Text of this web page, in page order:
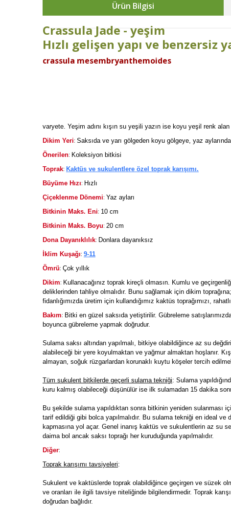
Ürün Bilgisi
Crassula Jade - yeşim
Hızlı gelişen yapı ve benzersiz
crassula mesembryanthemoides
varyete. Yeşim adını kışın su yeşili yazın ise koyu yeşil renk
Dikim Yeri: Saksıda ve yarı gölgeden koyu gölgeye, yaz aylarında
Önerilen: Koleksiyon bitkisi
Toprak: Kaktüs ve sukulentlere özel toprak karışımı.
Büyüme Hızı: Hızlı
Çiçeklenme Dönemi: Yaz ayları
Bitkinin Maks. Eni: 10 cm
Bitkinin Maks. Boyu: 20 cm
Dona Dayanıklılık: Donlara dayanıksız
İklim Kuşağı: 9-11
Ömrü: Çok yıllık
Dikim: Kullanacağınız toprak kireçli olmasın. Kumlu ve
deliklerinden tahliye olmalıdır. Bunu sağlamak için dikim
fidanlığımızda üretim için kullandığımız kaktüs toprağımızı,
Bakım: Bitki en güzel saksıda yetiştirilir. Gübreleme
boyunca gübreleme yapmak doğrudur.
Sulama saksı altından yapılmalı, bitkiye olabildiğince az su
alabileceği bir yere koyulmaktan ve yağmur almaktan hoşlanır.
almayan, soğuk rüzgarlardan korunaklı kuytu köşeler tercih
Tüm sukulent bitkilerde geçerli sulama tekniği: Sulama
kuru kalmış olabileceği düşünülür ise ilk sulamadan 15 dakika
Bu şekilde sulama yapıldıktan sonra bitkinin yeniden sulanması
tarif edildiği gibi bolca yapılmalıdır. Bu sulama tekniği en ideal
kapmasına yol açar. Genel inanış kaktüs ve sukulentlerin az su
daima bol ancak saksı toprağı her kuruduğunda yapılmalıdır.
Diğer:
Toprak karışımı tavsiyeleri:
Sukulent ve kaktüslerde toprak olabildiğince geçirgen ve süzek
ve oranları ile ilgili tavsiye niteliğinde bilgilendirmedir. Toprak
doğrudan bağlıdır.